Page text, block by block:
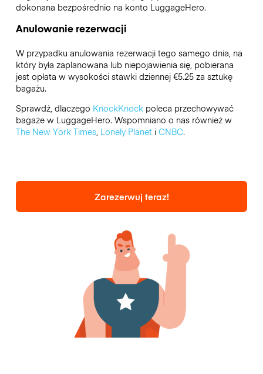
dokonana bezpośrednio na konto LuggageHero.
Anulowanie rezerwacji
W przypadku anulowania rezerwacji tego samego dnia, na
który była zaplanowana lub niepojawienia się, pobierana
jest opłata w wysokości stawki dziennej €5.25 za sztukę
bagażu.
Sprawdź, dlaczego KnockKnockpoleca przechowywać
bagaże w LuggageHero. Wspomniano o nas również w
The New York Times, Lonely Planeti CNBC.
Zarezerwuj teraz!